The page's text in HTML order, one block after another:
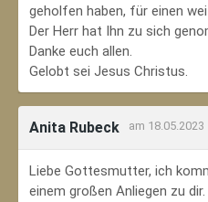
geholfen haben, für einen
Der Herr hat Ihn zu sich
Danke euch allen.
Gelobt sei Jesus Christus.
Anita Rubeck am 18.05.2023
Liebe Gottesmutter, ich
einem großen Anliegen zu